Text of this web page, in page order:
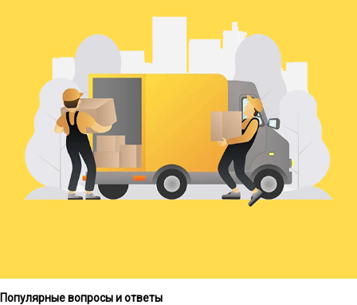
Популярные вопросы и ответы